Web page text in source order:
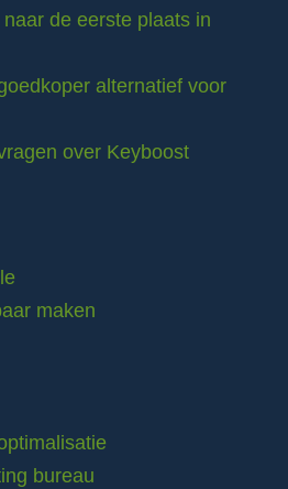
de eerste plaats in
alternatief voor
over Keyboost
maken
bureau